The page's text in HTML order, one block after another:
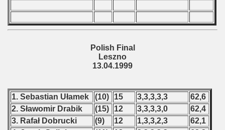
Polish Final
Leszno
13.04.1999
1. Sebastian Ułamek (10) 15 3,3,3,3,3
62,6
2. Sławomir Drabik
(15) 12 3,3,3,3,0
62,4
3. Rafał Dobrucki
(9) 12 1,3,3,2,3
62,1